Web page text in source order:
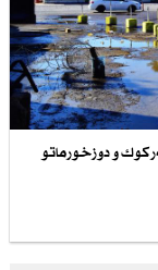
و دوزخورماتو